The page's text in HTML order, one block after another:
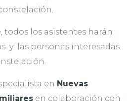
todos los asistentes harán
y las personas interesadas
en Nuevas
en colaboración con